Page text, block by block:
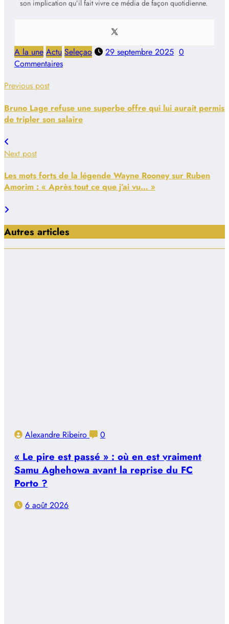
son implication qu’il fait vivre ce média de façon quotidienne.
A la une Actu Seleçao 29 septembre 2025 0
Commentaires
Previous post
Bruno Lage refuse une superbe offre qui lui aurait permis
de tripler son salaire
Next post
Les mots forts de la légende Wayne Rooney sur Ruben
Amorim : « Après tout ce que j’ai vu… »
Autres articles
Alexandre Ribeiro 0
« Le pire est passé » : où en est vraiment
Samu Aghehowa avant la reprise du FC
Porto ?
6 août 2026